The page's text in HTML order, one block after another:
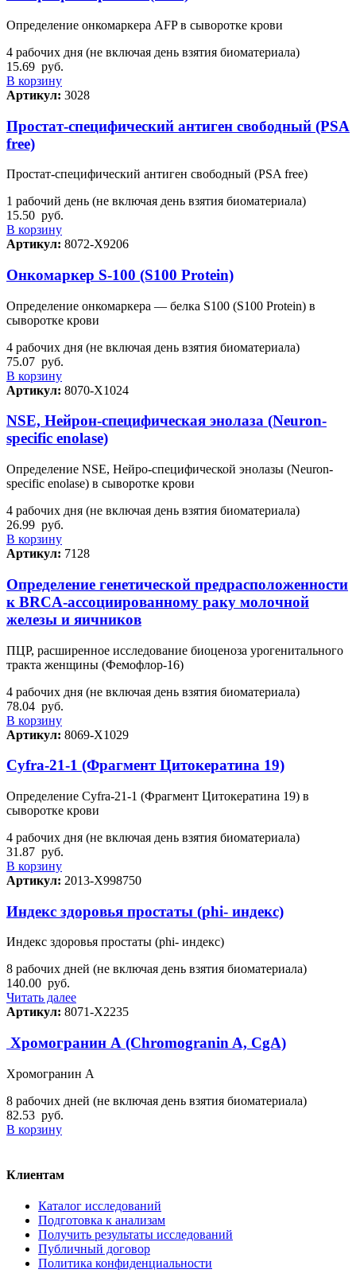
Определение онкомаркера AFP в сыворотке крови
4 рабочих дня (не включая день взятия биоматериала)
15.69 руб.
В корзину
Артикул: 3028
Простат-специфический антиген свободный (PSA
free)
Простат-специфический антиген свободный (PSA free)
1 рабочий день (не включая день взятия биоматериала)
15.50 руб.
В корзину
Артикул: 8072-Х9206
Онкомаркер S-100 (S100 Рrotein)
Определение онкомаркера — белка S100 (S100 Рrotein) в
сыворотке крови
4 рабочих дня (не включая день взятия биоматериала)
75.07 руб.
В корзину
Артикул: 8070-Х1024
NSE, Нейрон-специфическая энолаза (Neuron-
specific enolase)
Определение NSE, Нейро-специфической энолазы (Neuron-
specific enolase) в сыворотке крови
4 рабочих дня (не включая день взятия биоматериала)
26.99 руб.
В корзину
Артикул: 7128
Определение генетической предрасположенности
к BRCA-ассоциированному раку молочной
железы и яичников
ПЦР, расширенное исследование биоценоза урогенитального
тракта женщины (Фемофлор-16)
4 рабочих дня (не включая день взятия биоматериала)
78.04 руб.
В корзину
Артикул: 8069-Х1029
Cyfra-21-1 (Фрагмент Цитокератина 19)
Определение Cyfra-21-1 (Фрагмент Цитокератина 19) в
сыворотке крови
4 рабочих дня (не включая день взятия биоматериала)
31.87 руб.
В корзину
Артикул: 2013-Х998750
Индекс здоровья простаты (phi- индекс)
Индекс здоровья простаты (phi- индекс)
8 рабочих дней (не включая день взятия биоматериала)
140.00 руб.
Читать далее
Артикул: 8071-Х2235
Хромогранин А (Chromogranin A, CgA)
Хромогранин А
8 рабочих дней (не включая день взятия биоматериала)
82.53 руб.
В корзину
Клиентам
Каталог исследований
Подготовка к анализам
Получить результаты исследований
Публичный договор
Политика конфиденциальности